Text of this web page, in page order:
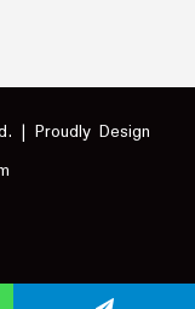
| Proudly Design